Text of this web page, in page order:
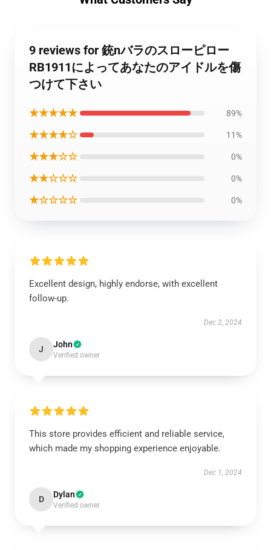
9 reviews for 銃nバラのスローピロー
RB1911によってあなたのアイドルを傷
つけて下さい
★★★★★ 89%
★★★★☆ 11%
★★★☆☆ 0%
★★☆☆☆ 0%
★☆☆☆☆ 0%
Excellent design, highly endorse, with excellent
follow-up.
Dec 2, 2024
J John
Verified owner
This store provides efficient and reliable service,
which made my shopping experience enjoyable.
Dec 1, 2024
D Dylan
Verified owner